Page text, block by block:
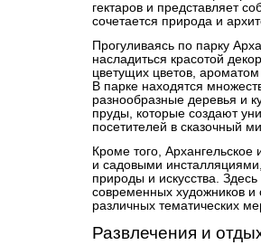
гектаров и представляет
сочетается природа и
Прогуливаясь по парку
насладиться красотой
цветущих цветов,
В парке находятся
разнообразные деревья и
пруды, которые создают
посетителей в сказочный
Кроме того, Архангельское
и садовыми
природы и искусства.
современных художников и
различных тематических
Развлечения и